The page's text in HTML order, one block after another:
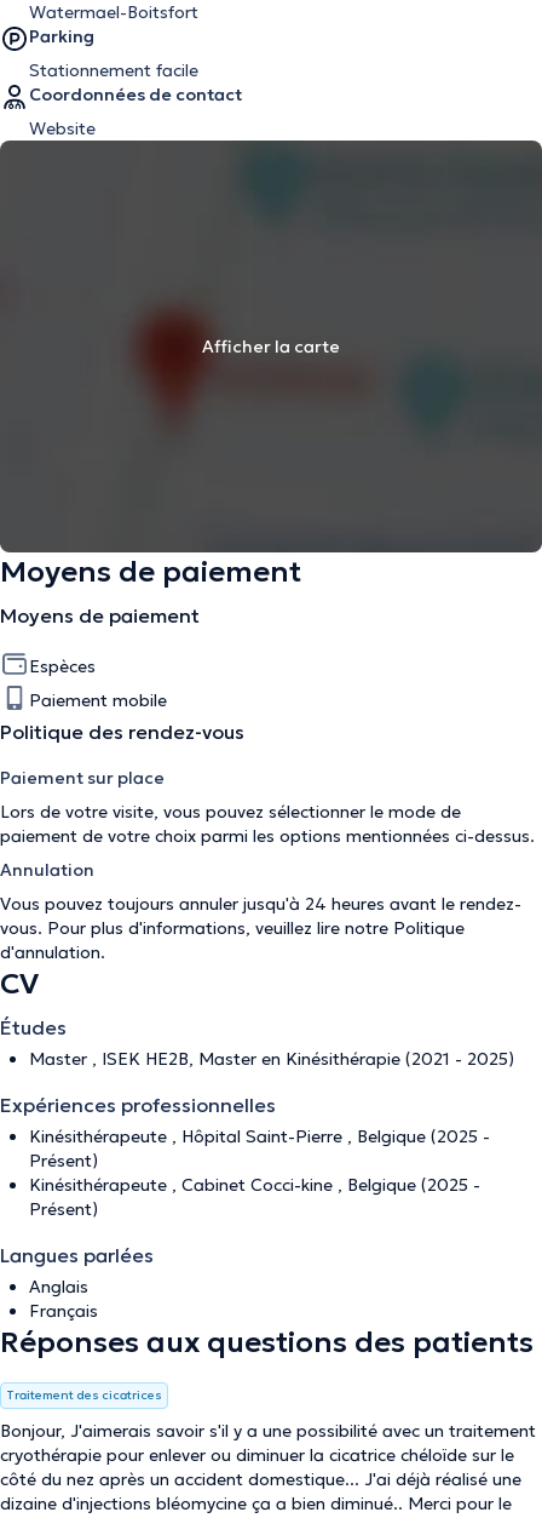
Watermael-Boitsfort
Parking
Stationnement facile
Coordonnées de contact
Website
Afficher la carte
Moyens de paiement
Moyens de paiement
Espèces
Paiement mobile
Politique des rendez-vous
Paiement sur place
Lors de votre visite, vous pouvez sélectionner le mode de
paiement de votre choix parmi les options mentionnées ci-dessus.
Annulation
Vous pouvez toujours annuler jusqu'à 24 heures avant le rendez-
vous. Pour plus d'informations, veuillez lire notre Politique
d'annulation.
CV
Études
Master , ISEK HE2B, Master en Kinésithérapie (2021 - 2025)
Expériences professionnelles
Kinésithérapeute , Hôpital Saint-Pierre , Belgique (2025 -
Présent)
Kinésithérapeute , Cabinet Cocci-kine , Belgique (2025 -
Présent)
Langues parlées
Anglais
Français
Réponses aux questions des patients
Traitement des cicatrices
Bonjour, J'aimerais savoir s'il y a une possibilité avec un traitement
cryothérapie pour enlever ou diminuer la cicatrice chéloïde sur le
côté du nez après un accident domestique... J'ai déjà réalisé une
dizaine d'injections bléomycine ça a bien diminué.. Merci pour le